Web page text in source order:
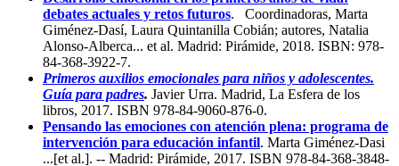
debates actuales y retos futuros. Coordinadoras, Marta
Giménez-Dasí, Laura Quintanilla Cobián; autores, Natalia
Alonso-Alberca... et al. Madrid: Pirámide, 2018. ISBN: 978-
84-368-3922-7.
Primeros auxilios emocionales para niños y adolescentes.
Guía para padres. Javier Urra. Madrid, La Esfera de los
libros, 2017. ISBN 978-84-9060-876-0.
Pensando las emociones con atención plena: programa de
intervención para educación infantil. Marta Giménez-Dasi
...[et al.]. -- Madrid: Pirámide, 2017. ISBN 978-84-368-3848-